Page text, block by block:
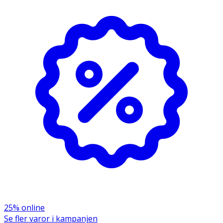
och avsluta med Silver Conditioner
- Förvaras i normal rumstemperatur.
Aqua/Water, Cetearyl Alcohol, Polyglyceryl-3
Polyricinoleate, Stearamidopropyl Dimethylamine,
Glycerin, Butyrospermum Parkii (Shea) Butter,
Cetrimonium Chloride, Vaccinium Myrtillus Fruit Extract,
Punica Granatum Fruit Extract, Moringa Oleifera Seed Oil,
Tocopherol, Behentrimonium Chloride, Quaternium-95,
Propanediol, Neopentyl Glycol Diheptanoate,
Isododecane, Linoleic Acid, Ethylhexylglycerin, Sodium
Acid, Potassium Sorbate, Sodium Benzoate, Sorbic Acid,
25% online
Se fler varor i kampanjen